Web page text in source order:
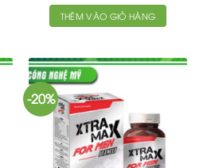
THÊM VÀO GIỎ HÀNG
-20%